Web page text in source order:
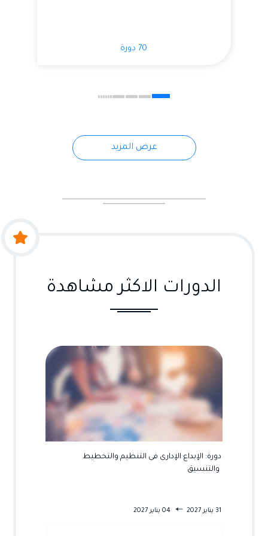
70 دورة
عرض المزيد
الدورات الاكثر مشاهدة
دورة: العمليات الادارية لغير الاداريين
04 يناير 2027 08 يناير 2027